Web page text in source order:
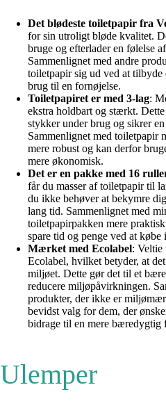
Det blødeste toiletpapir fra
for sin utroligt bløde kvalitet.
bruge og efterlader en følelse
Sammenlignet med andre
toiletpapir sig ud ved at
brug til en fornøjelse.
Toiletpapiret er med 3-lag:
ekstra holdbart og stærkt.
stykker under brug og sikrer
Sammenlignet med toiletpapir
mere robust og kan derfor
mere økonomisk.
Det er en pakke med 16
får du masser af toiletpapir til
du ikke behøver at bekymre
lang tid. Sammenlignet med
toiletpapirpakken mere
spare tid og penge ved at købe
Mærket med Ecolabel: Veltie
Ecolabel, hvilket betyder, at
miljøet. Dette gør det til et
reducere miljøpåvirkningen.
produkter, der ikke er
bevidst valg for dem, der
bidrage til en mere bæredygtig
Ulemper